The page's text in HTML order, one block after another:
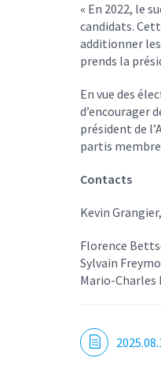
« En 2022, le
candidats.
additionner
prends la
En vue des
d’encourager
président de
partis
Contacts
Kevin
Florence
Sylvain
Mario-Charles